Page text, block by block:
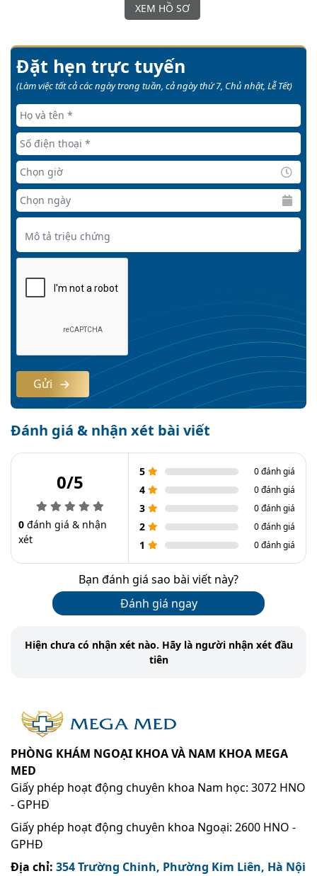
XEM HỒ SƠ
Đặt hẹn trực tuyến
(Làm việc tất cả các ngày trong tuần, cả ngày thứ 7, Chủ nhật, Lễ Tết)
Gửi
Đánh giá & nhận xét bài viết
0/5
0 đánh giá & nhận
xét
5 0 đánh giá
4 0 đánh giá
3 0 đánh giá
2 0 đánh giá
1 0 đánh giá
Bạn đánh giá sao bài viết này?
Đánh giá ngay
Hiện chưa có nhận xét nào. Hãy là người nhận xét đầu
tiên
PHÒNG KHÁM NGOẠI KHOA VÀ NAM KHOA MEGA
MED
Giấy phép hoạt động chuyên khoa Nam học: 3072 HNO
- GPHĐ
Giấy phép hoạt động chuyên khoa Ngoại: 2600 HNO -
GPHĐ
Địa chỉ: 354 Trường Chinh, Phường Kim Liên, Hà Nội